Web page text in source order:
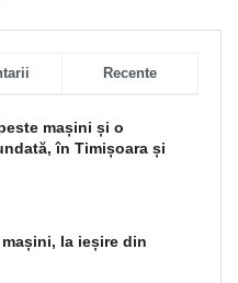
Recente
mașini și o
în Timișoara și
la ieșire din